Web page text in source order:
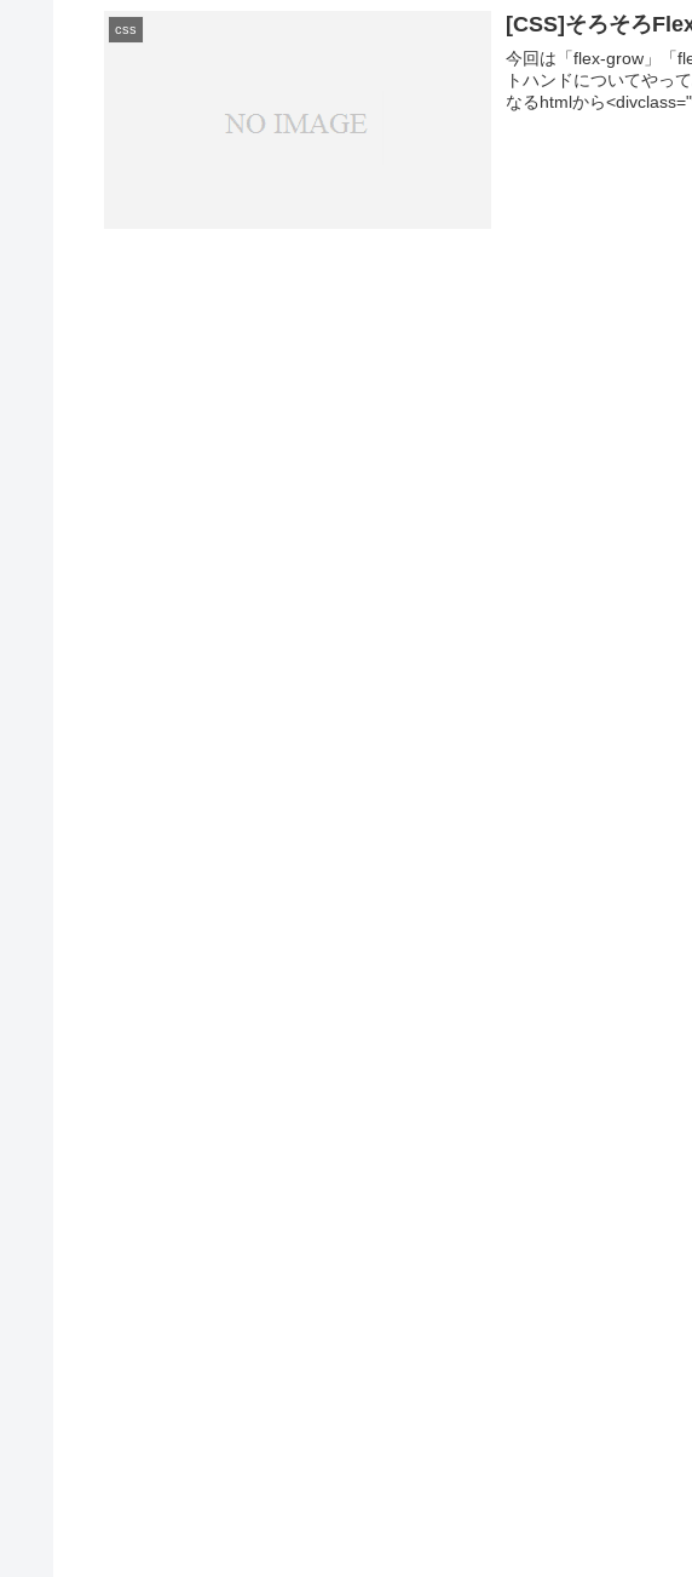
css [CSS]そろそろ
今回は「flex-grow」「
トハンドについてやっ
なるhtmlから